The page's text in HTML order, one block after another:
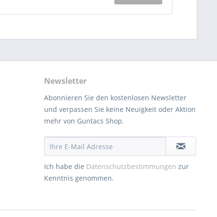
Newsletter
Abonnieren Sie den kostenlosen Newsletter
und verpassen Sie keine Neuigkeit oder Aktion
mehr von Guntacs Shop.
Ich habe die Datenschutzbestimmungen zur
Kenntnis genommen.